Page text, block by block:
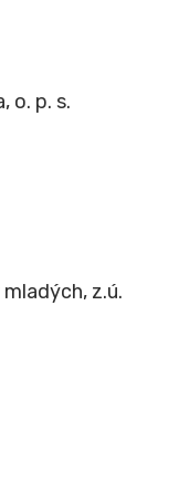
o. p. s.
z.ú.